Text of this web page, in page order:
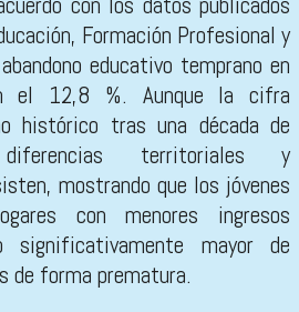
Formación Profesional y
educativo temprano en
el 12,8 %. Aunque la cifra
histórico tras una década de
territoriales y
mostrando que los jóvenes
con menores ingresos
significativamente mayor de
de forma prematura.